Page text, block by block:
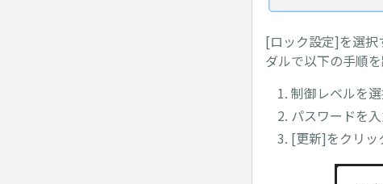
[ロック設定]を選択
ダルで以下の手順を
制御レベルを
パスワードを
[更新]をクリッ